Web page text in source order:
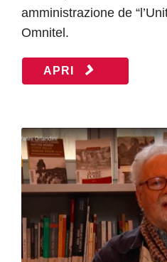
amministrazione de
Omnitel.
APRI